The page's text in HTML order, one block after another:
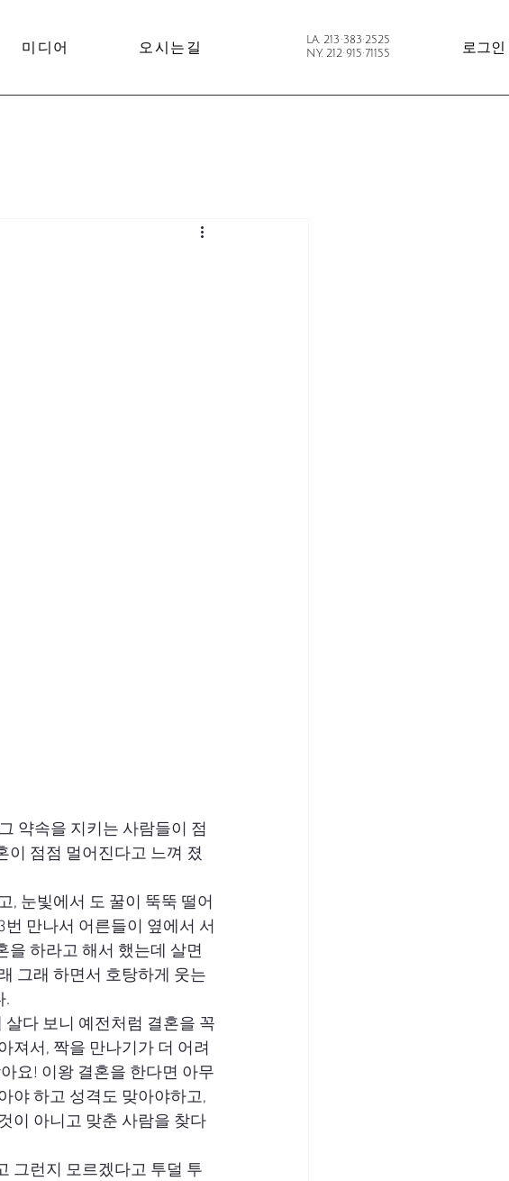
미디어 오시는길 로그인
LA. 213·383·2525
NY. 212·915·71155
약속을 지키는 사람들이 점
이 점점 멀어진다고 느껴 졌
, 눈빛에서 도 꿀이 뚝뚝 떨어
만나서 어른들이 옆에서 서
을 하라고 해서 했는데 살면
그래 하면서 호탕하게 웃는
.
다 보니 예전처럼 결혼을 꼭
져서, 짝을 만나기가 더 어려
요! 이왕 결혼을 한다면 아무
야 하고 성격도 맞아야하고,
이 아니고 맞춘 사람을 찾다
그런지 모르겠다고 투덜 투